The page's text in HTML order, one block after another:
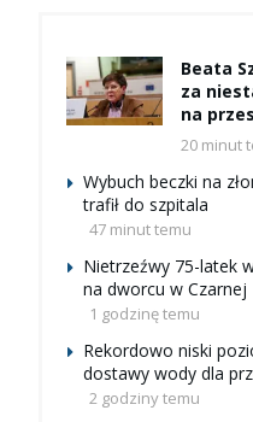
Beata
za
na
20 minut
Wybuch beczki na
trafił do szpitala
47 minut temu
Nietrzeźwy 75-latek
na dworcu w Czarnej
1 godzinę temu
Rekordowo niski
dostawy wody dla
2 godziny temu